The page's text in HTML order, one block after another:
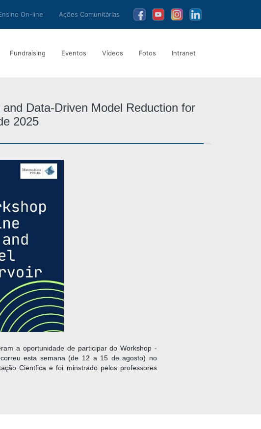
On-line Ações Comunitárias
Fundraising Eventos Vídeos Fotos Intranet
Data-Driven Model Reduction for
2025
a oportunidade de participar do Workshop -
esta semana (de 12 a 15 de agosto) no
Cientfica e foi minstrado pelos professores